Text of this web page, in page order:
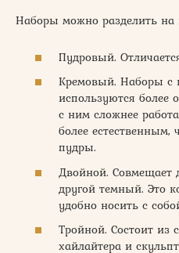
Наборы можно разделить на
Пудровый.
Кремовый. Наборы с
используются
с ним сложнее
более
пудры.
Двойной. Совмещает
другой темный. Это
удобно носить с
Тройной. Состоит из
хайлайтера и